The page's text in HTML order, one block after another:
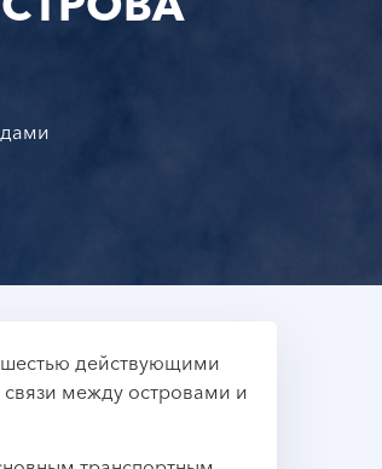
шестью действующими
между островами и